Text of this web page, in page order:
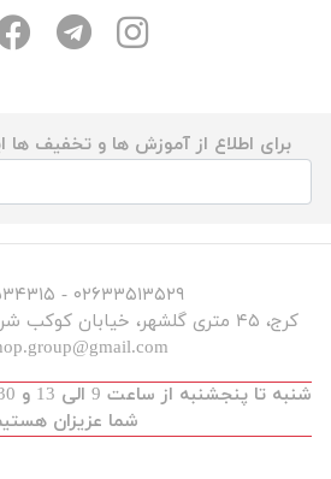
برای اطلاع از آموزش ها و تخفیف ها
۰۲۶۳۳۵۱۳۵۲۹ - ۰۲۶۳۳۵۳۴۳۱۵
کرج، ۴۵ متری گلشهر، خیابان کوکب شرقی، عکس و فیلم مکث
شما عزیزان